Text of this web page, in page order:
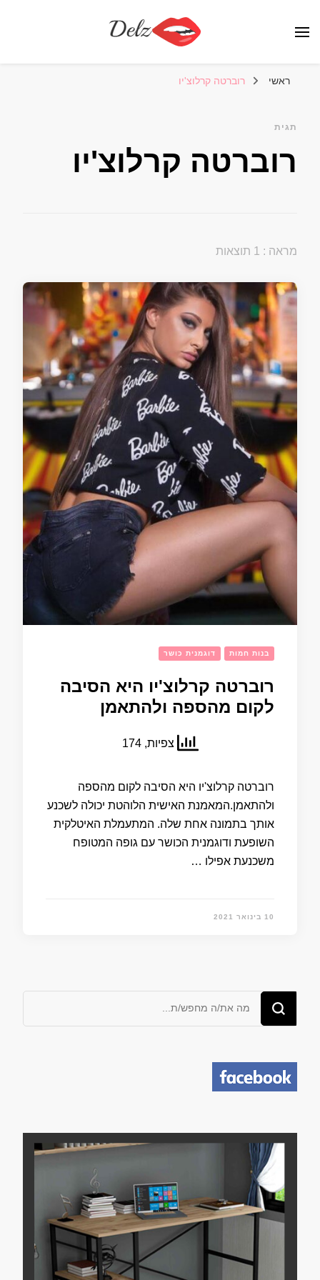
ראשי רוברטה קרלוצ'יו
תגית
רוברטה קרלוצ'יו
מראה : 1 תוצאות
בנות חמות דוגמנית כושר
רוברטה קרלוצ'יו היא הסיבה
לקום מהספה ולהתאמן
צפיות, 174
רוברטה קרלוצ'יו היא הסיבה לקום מהספה
ולהתאמן.המאמנת האישית הלוהטת יכולה לשכנע
אותך בתמונה אחת שלה. המתעמלת האיטלקית
השופעת ודוגמנית הכושר עם גופה המטופח
משכנעת אפילו …
10 בינואר 2021
מחפש/ת
משהו?